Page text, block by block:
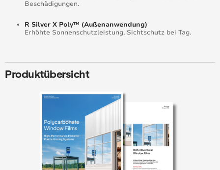
Beschädigungen.
R Silver X Poly™ (Außenanwendung)
Erhöhte Sonnenschutzleistung, Sichtschutz bei Tag.
Produktübersicht